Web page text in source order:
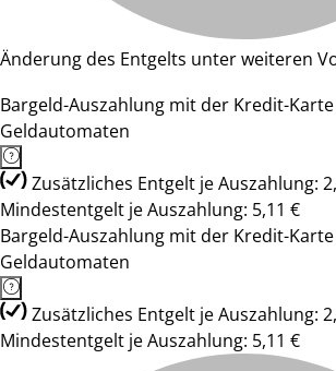
Änderung des Entgelts unter weiteren
Bargeld-Auszahlung mit der Kredit-
Geldautomaten
Zusätzliches Entgelt je Auszahlung:
Mindestentgelt je Auszahlung: 5,11 €
Bargeld-Auszahlung mit der Kredit-
Geldautomaten
Zusätzliches Entgelt je Auszahlung:
Mindestentgelt je Auszahlung: 5,11 €